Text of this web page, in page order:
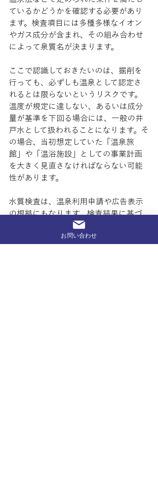
ているかどうかを確認する必要があり
ます。検査項目には多種多様なイオン
やガス成分が含まれ、その組み合わせ
によって泉質名が決まります。
ここで認識しておきたいのは、掘削を
行っても、必ずしも温泉として認定さ
れるとは限らないというリスクです。
温度が規定に達しない、あるいは成分
量が基準を下回る場合には、一般の井
戸水として扱われることになります。そ
の場合、当初想定していた「温泉旅
館」や「温浴施設」としての事業計画
を大きく見直さなければならない可能
性があります。
水質検査は、温泉利用申請や広告表示
の根拠にもなります。検査結果に基づ
かない表示を行うと、利用者の信頼を
損なうだけでなく、行政指導の対象と
お問い合わせ